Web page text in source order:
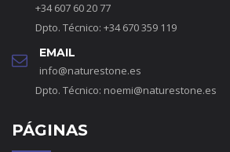
+34 607 60 20 77
Dpto. Técnico: +34 670 359 119
EMAIL
info@naturestone.es
Dpto. Técnico: noemi@naturestone.es
PÁGINAS